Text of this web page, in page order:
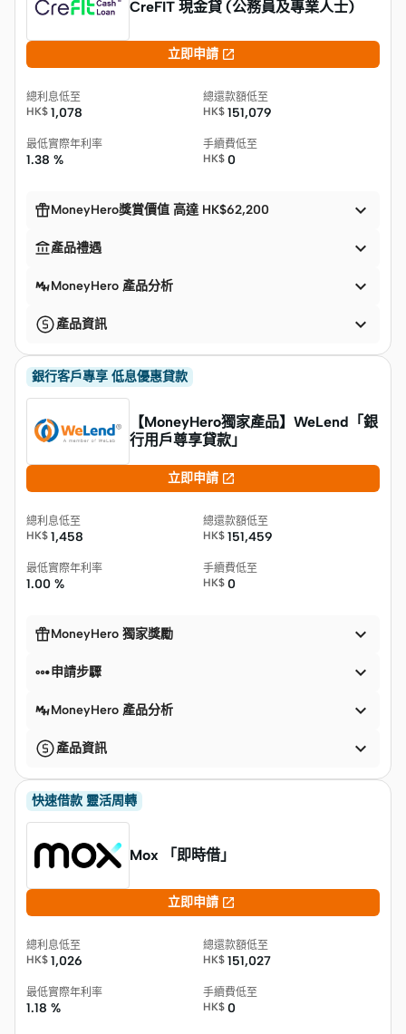
CreFIT 現金貸 (公務員及專業人士)
立即申請 
總利息低至
HK$ 1,078
總還款額低至
HK$ 151,079
最低實際年利率
1.38 %
手續費低至
HK$ 0
MoneyHero獎賞價值 高達 HK$62,200 
產品禮遇 
MoneyHero 產品分析 
產品資訊 
銀行客戶專享 低息優惠貸款
【MoneyHero獨家產品】WeLend「銀
行用戶尊享貸款」
立即申請 
總利息低至
HK$ 1,458
總還款額低至
HK$ 151,459
最低實際年利率
1.00 %
手續費低至
HK$ 0
MoneyHero 獨家獎勵 
申請步驟 
MoneyHero 產品分析 
產品資訊 
快速借款 靈活周轉
Mox 「即時借」
立即申請 
總利息低至
HK$ 1,026
總還款額低至
HK$ 151,027
最低實際年利率
1.18 %
手續費低至
HK$ 0